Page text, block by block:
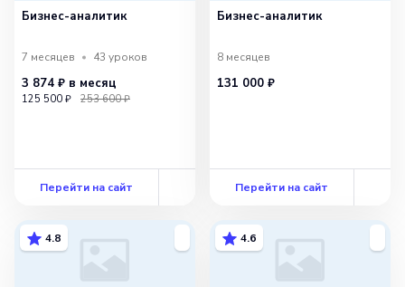
Бизнес-аналитик
7 месяцев 43 уроков
3 874 ₽ в месяц
125 500 ₽ 253 600 ₽
Перейти на сайт
Бизнес-аналитик
8 месяцев
131 000 ₽
Перейти на сайт
4.8 4.6